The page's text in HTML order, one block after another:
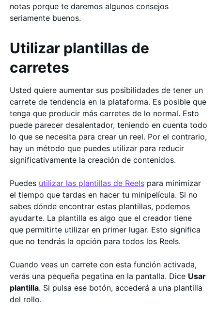
notas porque te daremos algunos consejos
seriamente buenos.
Utilizar plantillas de
carretes
Usted quiere aumentar sus posibilidades de tener un
carrete de tendencia en la plataforma. Es posible que
tenga que producir más carretes de lo normal. Esto
puede parecer desalentador, teniendo en cuenta todo
lo que se necesita para crear un reel. Por el contrario,
hay un método que puedes utilizar para reducir
significativamente la creación de contenidos.
Puedes utilizar las plantillas de Reels para minimizar
el tiempo que tardas en hacer tu minipelícula. Si no
sabes dónde encontrar estas plantillas, podemos
ayudarte. La plantilla es algo que el creador tiene
que permitirte utilizar en primer lugar. Esto significa
que no tendrás la opción para todos los Reels.
Cuando veas un carrete con esta función activada,
verás una pequeña pegatina en la pantalla. Dice Usar
plantilla. Si pulsa ese botón, accederá a una plantilla
del rollo.